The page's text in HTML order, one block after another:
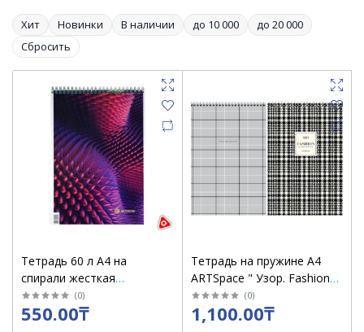
Хит Новинки В наличии до 10 000
до 20 000
Сбросить
Тетрадь 60 л А4 на
спирали жесткая
подложка - Notebook
9037/2
(0)
550.00₸
Тетрадь на пружине А4
ARTSpace " Узор. Fashion
pattent" 80 л твердая
подложка 27699
(0)
1,100.00₸